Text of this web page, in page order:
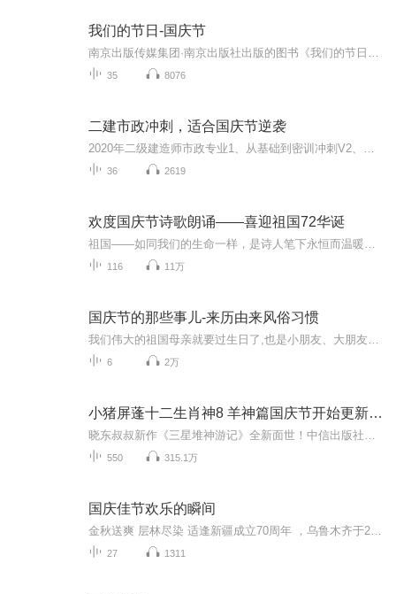
我们的节日-国庆节
35 8076
二建市政冲刺，适合国庆节逆袭
36 2619
欢度国庆节诗歌朗诵——喜迎祖国72华诞
116 11万
国庆节的那些事儿-来历由来风俗习惯
6 2万
小猪屏蓬十二生肖神8 羊神篇国庆节开始更新啦！
550 315.1万
国庆佳节欢乐的瞬间
27 1311